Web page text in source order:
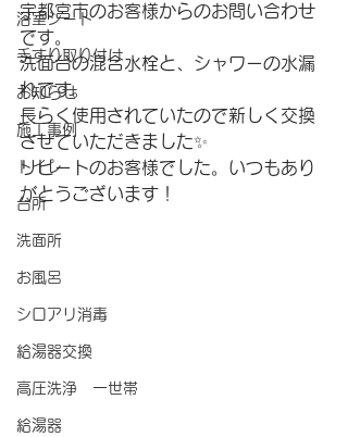
浴室シート
手すり取り付け
お知らせ
施工事例
トイレ
台所
洗面所
お風呂
シロアリ消毒
給湯器交換
高圧洗浄 一世帯
給湯器
宇都宮市のお客様からのお問い合わせ
です。
洗面台の混合水栓と、シャワーの水漏
れです。
長らく使用されていたので新しく交換
させていただきました✨
リピートのお客様でした。いつもあり
がとうございます！